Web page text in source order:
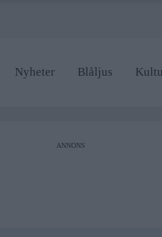
Nyheter Blåljus
ANNONS